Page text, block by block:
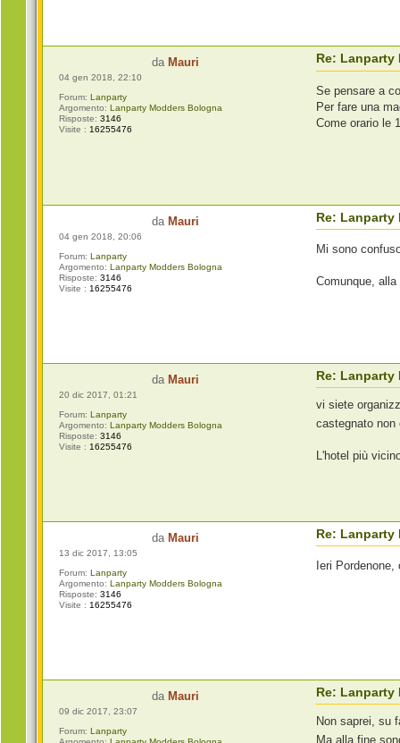
da Mauri
04 gen 2018, 22:10
Forum: Lanparty
Argomento: Lanparty Modders Bologna
Risposte: 3146
Visite : 16255476
Re: Lanparty
Se pensare a
Per fare una
Come orario le
daMauri
04 gen 2018, 20:06
Forum: Lanparty
Argomento: Lanparty Modders Bologna
Risposte: 3146
Visite : 16255476
Re: Lanparty
Mi sono
Comunque,
da Mauri
20 dic 2017, 01:21
Forum: Lanparty
Argomento: Lanparty Modders Bologna
Risposte: 3146
Visite : 16255476
Re: Lanparty
vi siete
castegnato
L'hotel più
da Mauri
13 dic 2017, 13:05
Forum: Lanparty
Argomento: Lanparty Modders Bologna
Risposte: 3146
Visite : 16255476
Re: Lanparty
Ieri
da Mauri
09 dic 2017, 23:07
Forum: Lanparty
Re: Lanparty
Non saprei, su
Ma alla fine